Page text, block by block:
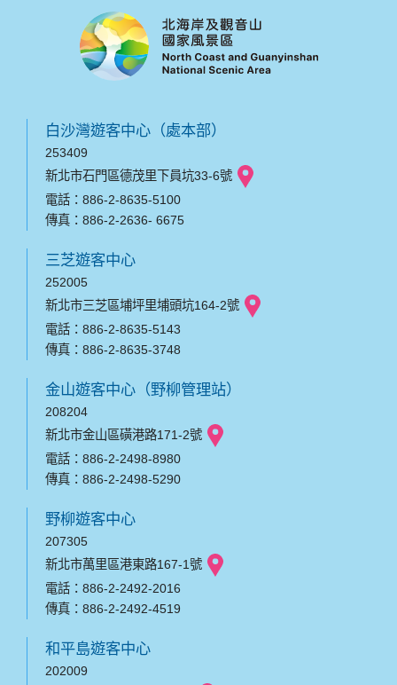
白沙灣遊客中心（處本部）
253409
新北市石門區德茂里下員坑33-6號
電話：886-2-8635-5100
傳真：886-2-2636- 6675
三芝遊客中心
252005
新北市三芝區埔坪里埔頭坑164-2號
電話：886-2-8635-5143
傳真：886-2-8635-3748
金山遊客中心（野柳管理站）
208204
新北市金山區磺港路171-2號
電話：886-2-2498-8980
傳真：886-2-2498-5290
野柳遊客中心
207305
新北市萬里區港東路167-1號
電話：886-2-2492-2016
傳真：886-2-2492-4519
和平島遊客中心
202009